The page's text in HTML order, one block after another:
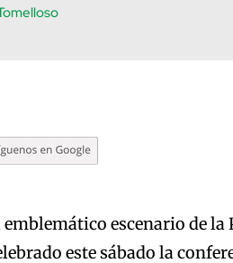
emblemático escenario de la
este sábado la